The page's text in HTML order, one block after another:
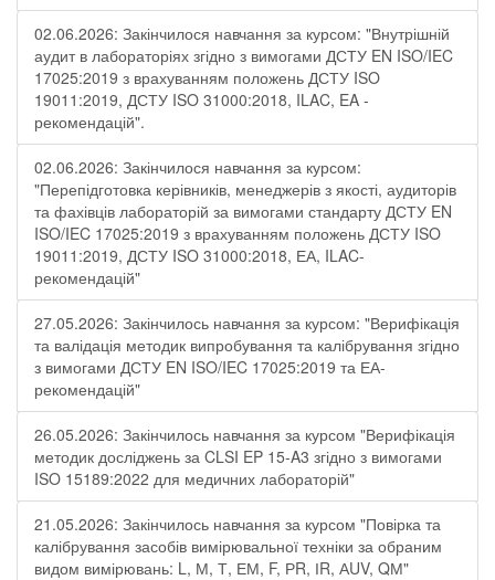
02.06.2026: Закінчилося навчання за курсом: "Внутрішній
аудит в лабораторіях згідно з вимогами ДСТУ EN ISO/IEC
17025:2019 з врахуванням положень ДСТУ ISO
19011:2019, ДСТУ ISO 31000:2018, ILAC, EA -
рекомендацій".
02.06.2026: Закінчилося навчання за курсом:
"Перепідготовка керівників, менеджерів з якості, аудиторів
та фахівців лабораторій за вимогами стандарту ДСТУ EN
ISO/IEC 17025:2019 з врахуванням положень ДСТУ ISO
19011:2019, ДСТУ ISO 31000:2018, ЕА, ILAC-
рекомендацій"
27.05.2026: Закінчилось навчання за курсом: "Верифікація
та валідація методик випробування та калібрування згідно
з вимогами ДСТУ EN ISO/IEC 17025:2019 та ЕА-
рекомендацій"
26.05.2026: Закінчилось навчання за курсом "Верифікація
методик досліджень за CLSI EP 15-A3 згідно з вимогами
ISO 15189:2022 для медичних лабораторій"
21.05.2026: Закінчилось навчання за курсом "Повірка та
калібрування засобів вимірювальної техніки за обраним
видом вимірювань: L, М, Т, ЕМ, F, РR, ІR, АUV, QМ"